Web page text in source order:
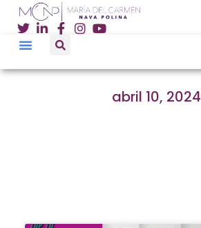
abril 10, 2024